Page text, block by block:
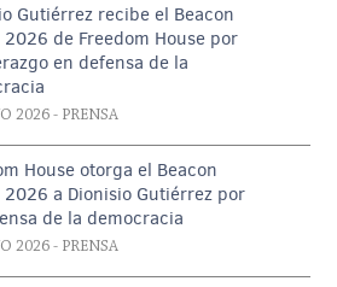
Gutiérrez recibe el Beacon
de Freedom House por
en defensa de la
2026 - PRENSA
House otorga el Beacon
2026 a Dionisio Gutiérrez por
de la democracia
2026 - PRENSA